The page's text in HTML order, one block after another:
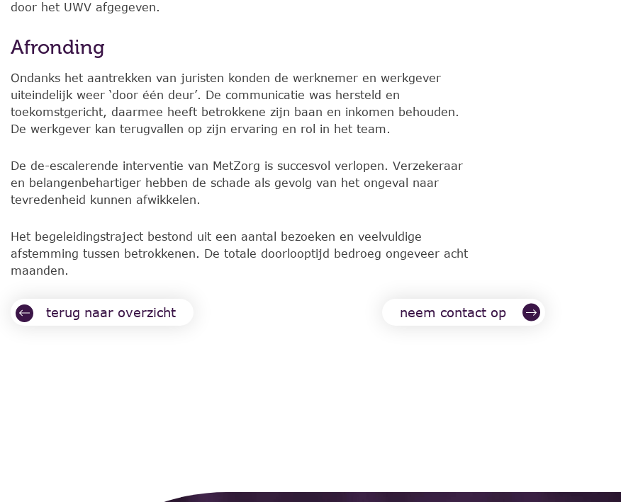
door het UWV afgegeven.
Afronding
Ondanks het aantrekken van juristen konden de werknemer en werkgever
uiteindelijk weer ‘door één deur’. De communicatie was hersteld en
toekomstgericht, daarmee heeft betrokkene zijn baan en inkomen behouden.
De werkgever kan terugvallen op zijn ervaring en rol in het team.
De de-escalerende interventie van MetZorg is succesvol verlopen. Verzekeraar
en belangenbehartiger hebben de schade als gevolg van het ongeval naar
tevredenheid kunnen afwikkelen.
Het begeleidingstraject bestond uit een aantal bezoeken en veelvuldige
afstemming tussen betrokkenen. De totale doorlooptijd bedroeg ongeveer acht
maanden.
terug naar overzicht neem contact op